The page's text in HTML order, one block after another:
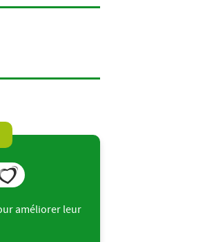
améliorer leur